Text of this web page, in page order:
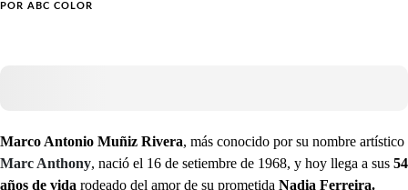
POR ABC COLOR
Marco Antonio Muñiz Rivera, más conocido por su nombre artístico
Marc Anthony, nació el 16 de setiembre de 1968, y hoy llega a sus 54
años de vida rodeado del amor de su prometida Nadia Ferreira.